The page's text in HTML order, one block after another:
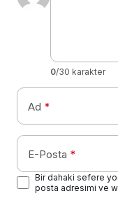
0/30 karakter
Ad *
E-Posta *
Bir dahaki sefere
posta adresimi ve